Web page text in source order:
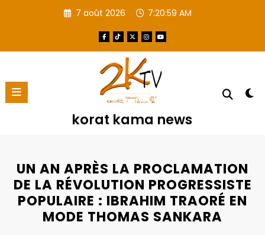
7 août 2026 7:21:00 AM
korat kama news
UN AN APRÈS LA PROCLAMATION
DE LA RÉVOLUTION PROGRESSISTE
POPULAIRE : IBRAHIM TRAORÉ EN
MODE THOMAS SANKARA